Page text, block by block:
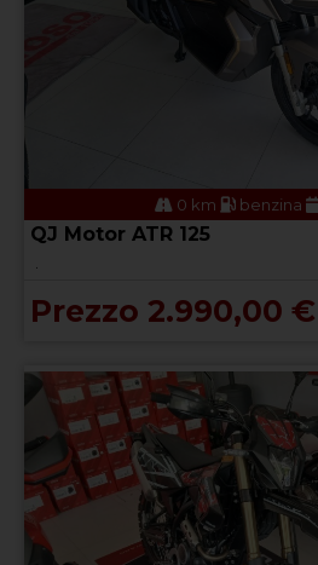
0 km benzina
QJ Motor ATR 125
.
Prezzo 2.990,00 €